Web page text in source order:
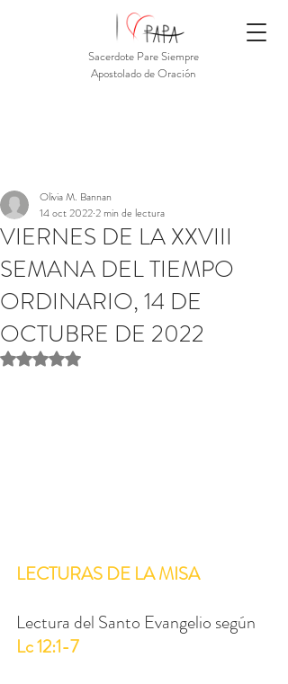
Sacerdote Pare Siempre
Apostolado de Oración
VIERNES DE LA XXVIII
SEMANA DEL TIEMPO
ORDINARIO, 14 DE
OCTUBRE DE 2022
Olivia M. Bannan
14 oct 20222 min de lectura
Obtuvo NaN de 5 estrellas.
LECTURAS DE LA MISA
Lectura del Santo Evangelio según
Lc 12:1-7